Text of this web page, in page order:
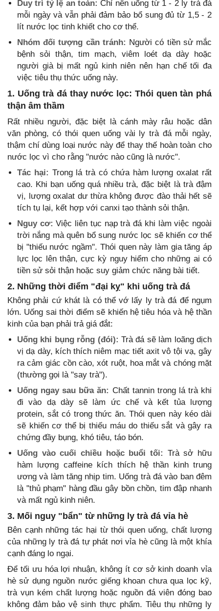
Duy trì tỷ lệ an toàn: Chỉ nên uống từ 1 - 2 ly trà đá
mỗi ngày và vẫn phải đảm bảo bổ sung đủ từ 1,5 - 2
lít nước lọc tinh khiết cho cơ thể.
Nhóm đối tượng cần tránh: Người có tiền sử mắc
bệnh sỏi thận, tim mạch, viêm loét dạ dày hoặc
người già bị mất ngủ kinh niên nên hạn chế tối đa
việc tiêu thụ thức uống này.
1. Uống trà đá thay nước lọc: Thói quen tàn phá
thận âm thầm
Rất nhiều người, đặc biệt là cánh mày râu hoặc dân
văn phòng, có thói quen uống vài ly trà đá mỗi ngày,
thậm chí dùng loại nước này để thay thế hoàn toàn cho
nước lọc vì cho rằng "nước nào cũng là nước".
Tác hại: Trong lá trà có chứa hàm lượng oxalat rất
cao. Khi bạn uống quá nhiều trà, đặc biệt là trà đậm
vị, lượng oxalat dư thừa không được đào thải hết sẽ
tích tụ lại, kết hợp với canxi tạo thành sỏi thận.
Nguy cơ: Việc liên tục nạp trà đá khi làm việc ngoài
trời nắng mà quên bổ sung nước lọc sẽ khiến cơ thể
bị "thiếu nước ngầm". Thói quen này làm gia tăng áp
lực lọc lên thận, cực kỳ nguy hiểm cho những ai có
tiền sử sỏi thận hoặc suy giảm chức năng bài tiết.
2. Những thời điểm "đại kỵ" khi uống trà đá
Không phải cứ khát là có thể vớ lấy ly trà đá để ngụm
lớn. Uống sai thời điểm sẽ khiến hệ tiêu hóa và hệ thần
kinh của bạn phải trả giá đắt:
Uống khi bụng rỗng (đói): Trà đá sẽ làm loãng dịch
vị dạ dày, kích thích niêm mạc tiết axit vô tội vạ, gây
ra cảm giác cồn cào, xót ruột, hoa mắt và chóng mặt
(thường gọi là "say trà").
Uống ngay sau bữa ăn: Chất tannin trong lá trà khi
đi vào dạ dày sẽ làm ức chế và kết tủa lượng
protein, sắt có trong thức ăn. Thói quen này kéo dài
sẽ khiến cơ thể bị thiếu máu do thiếu sắt và gây ra
chứng đầy bụng, khó tiêu, táo bón.
Uống vào cuối chiều hoặc buổi tối: Trà sở hữu
hàm lượng caffeine kích thích hệ thần kinh trung
ương và làm tăng nhịp tim. Uống trà đá vào ban đêm
là "thủ phạm" hàng đầu gây bồn chồn, tim đập nhanh
và mất ngủ kinh niên.
3. Mối nguy "bẩn" từ những ly trà đá vỉa hè
Bên cạnh những tác hại từ thói quen uống, chất lượng
của những ly trà đá tự phát nơi vỉa hè cũng là một khía
cạnh đáng lo ngại.
Để tối ưu hóa lợi nhuận, không ít cơ sở kinh doanh vỉa
hè sử dụng nguồn nước giếng khoan chưa qua lọc kỹ,
trà vụn kém chất lượng hoặc nguồn đá viên đóng bao
không đảm bảo vệ sinh thực phẩm. Tiêu thụ những ly